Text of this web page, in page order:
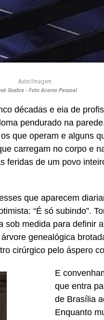
Autor/Imagem:
Seabra - Foto Acervo Pessoal
décadas e eia de
pendurado na
que operam e alguns
carregam no corpo e
feridas de um povo
que aparecem
“É só subindo”.
sob medida para definir
genealógica
cirúrgico pelo áspero
E
que entra
de Brasília
Enquanto